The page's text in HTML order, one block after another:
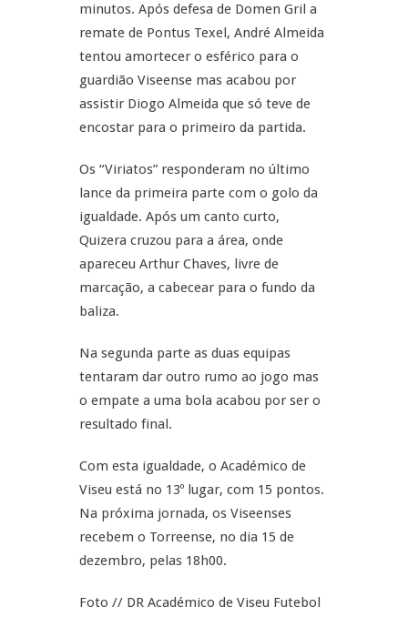
minutos. Após defesa de Domen Gril a
remate de Pontus Texel, André Almeida
tentou amortecer o esférico para o
guardião Viseense mas acabou por
assistir Diogo Almeida que só teve de
encostar para o primeiro da partida.
Os “Viriatos” responderam no último
lance da primeira parte com o golo da
igualdade. Após um canto curto,
Quizera cruzou para a área, onde
apareceu Arthur Chaves, livre de
marcação, a cabecear para o fundo da
baliza.
Na segunda parte as duas equipas
tentaram dar outro rumo ao jogo mas
o empate a uma bola acabou por ser o
resultado final.
Com esta igualdade, o Académico de
Viseu está no 13º lugar, com 15 pontos.
Na próxima jornada, os Viseenses
recebem o Torreense, no dia 15 de
dezembro, pelas 18h00.
Foto // DR Académico de Viseu Futebol